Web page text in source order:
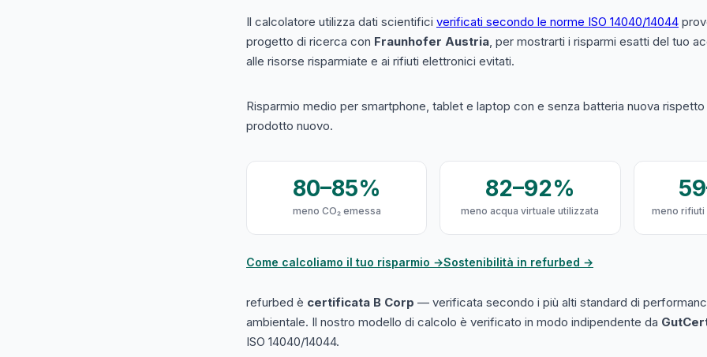
Il calcolatore utilizza dati scientifici verificati secondo le norme ISO 14040/14044
progetto di ricerca con Fraunhofer Austria, per mostrarti i risparmi esatti del tuo
alle risorse risparmiate e ai rifiuti elettronici evitati.
Risparmio medio per smartphone, tablet e laptop con e senza batteria nuova
prodotto nuovo.
80–85%
meno CO₂ emessa
82–92%
meno acqua virtuale utilizzata meno
Come calcoliamo il tuo risparmio →Sostenibilità in refurbed →
refurbed è certificata B Corp — verificata secondo i più alti standard di
ambientale. Il nostro modello di calcolo è verificato in modo indipendente da
ISO 14040/14044.